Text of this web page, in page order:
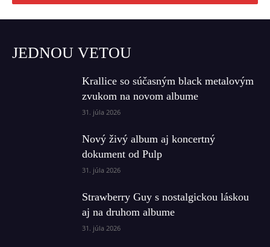
JEDNOU VETOU
Krallice so súčasným black metalovým
zvukom na novom albume
31. júla 2026
Nový živý album aj koncertný
dokument od Pulp
31. júla 2026
Strawberry Guy s nostalgickou láskou
aj na druhom albume
31. júla 2026